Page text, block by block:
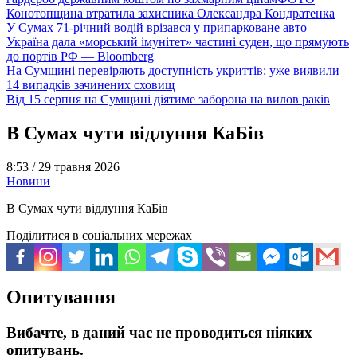
Конотопщина втратила захисника Олександра Кондратенка
У Сумах 71-річний водій врізався у припарковане авто
Україна дала «морський імунітет» частині суден, що прямують
до портів РФ — Bloomberg
На Сумщині перевіряють доступність укриттів: уже виявили
14 випадків зачинених сховищ
Від 15 серпня на Сумщині діятиме заборона на вилов раків
В Сумах чути відлуння КаБів
8:53 / 29 травня 2026
Новини
В Сумах чути відлуння КаБів
Поділитися в соціальних мережах
Опитування
Вибачте, в даний час не проводиться ніяких
опитувань.